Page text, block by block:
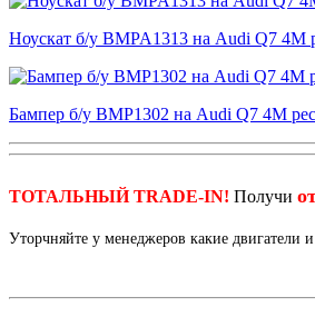
Ноускат б/у BMPA1313 на Audi Q7 4M
Бампер б/у BMP1302 на Audi Q7 4M
ТОТАЛЬНЫЙ TRADE-IN! Получи
Уторчняйте у менеджеров какие